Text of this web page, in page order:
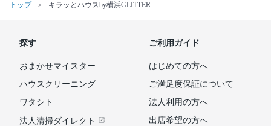
トップ キラッとハウスby横浜GLITTER
探す
おまかせマイスター
ハウスクリーニング
ワタシト
法人清掃ダイレクト
ご利用ガイド
はじめての方へ
ご満足度保証について
法人利用の方へ
出店希望の方へ